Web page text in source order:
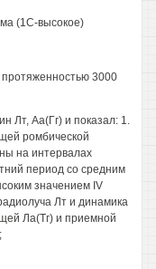
(1С-высокое)
3000
Лт, Аа(Гг) и показал: 1.
ромбической
на интервалах
период со средним
значением IV
Лт и динамика
Ла(Тг) и приемной